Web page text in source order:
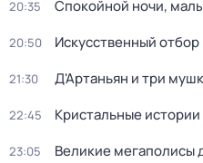
20:35 Спокойной ночи,
20:50 Искусственный отбор
21:30 Д'Артаньян и три
22:45 Кристальные истории
23:05 Великие мегаполисы